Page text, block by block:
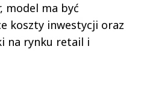
model ma być
koszty inwestycji oraz
na rynku retail i